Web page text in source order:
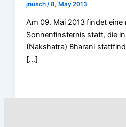
jnusch/8, May 2013
Am 09. Mai 2013 findet eine
Sonnenfinsternis statt, die
(Nakshatra) Bharani
[…]